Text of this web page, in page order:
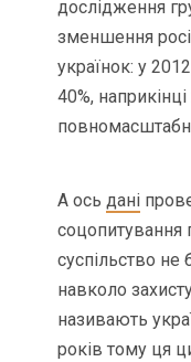
дослідження
зменшення
українок: у
40%,
А осьдані
соцопитування
суспільство не
навколо
називають
років тому ця